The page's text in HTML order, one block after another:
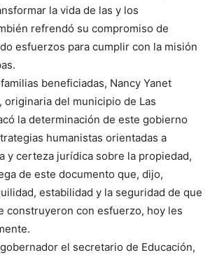
la vida de las y los
refrendó su compromiso de
esfuerzos para cumplir con la misión
beneficiadas, Nancy Yanet
originaria del municipio de Las
la determinación de este gobierno
humanistas orientadas a
y certeza jurídica sobre la propiedad,
de este documento que, dijo,
estabilidad y la seguridad de que
construyeron con esfuerzo, hoy les
el secretario de Educación,